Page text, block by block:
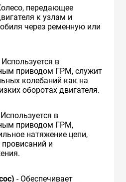
передающее
к узлам и
через ременную или
Используется в
приводом ГРМ, служит
колебаний как на
оборотах двигателя.
в
приводом ГРМ,
натяжение цепи,
и
- Обеспечивает